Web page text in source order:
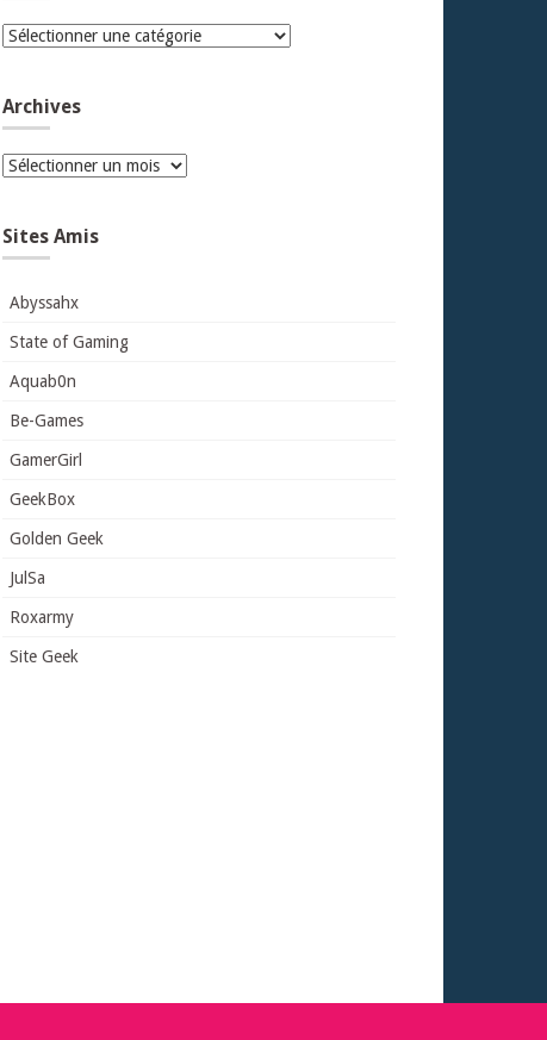
Catégories
Archives
Archives
Sites Amis
Abyssahx
State of Gaming
Aquab0n
Be-Games
GamerGirl
GeekBox
Golden Geek
JulSa
Roxarmy
Site Geek